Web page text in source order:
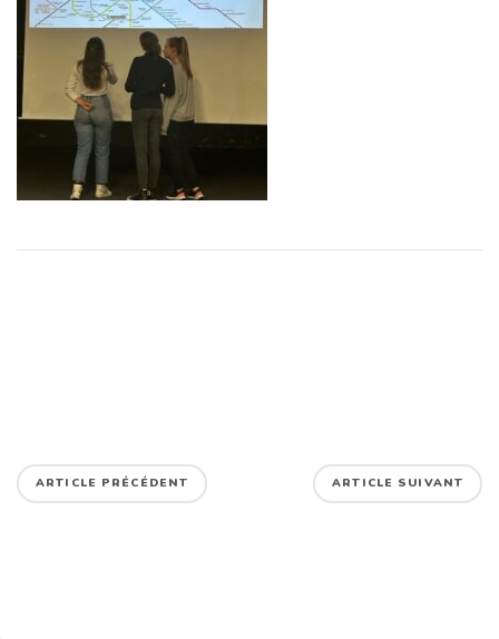
ARTICLE PRÉCÉDENT ARTICLE SUIVANT